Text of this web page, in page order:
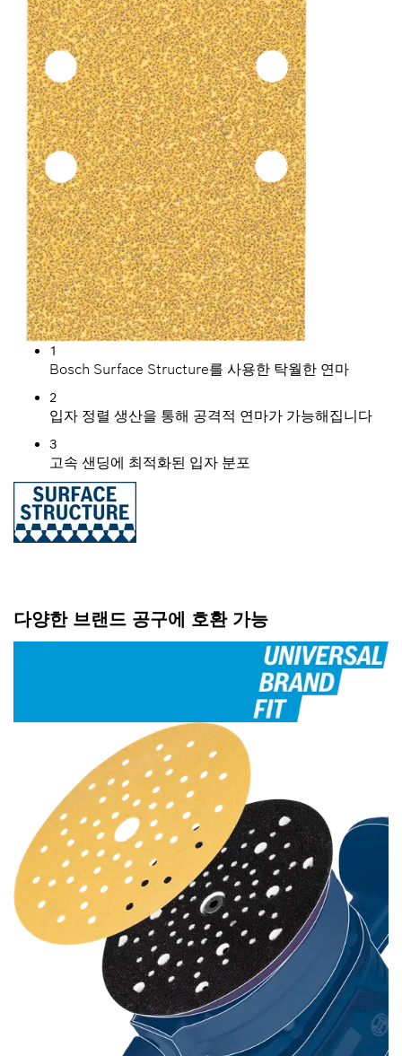
1
Bosch Surface Structure를 사용한 탁월한 연마
2
입자 정렬 생산을 통해 공격적 연마가 가능해집니다
3
고속 샌딩에 최적화된 입자 분포
다양한 브랜드 공구에 호환 가능